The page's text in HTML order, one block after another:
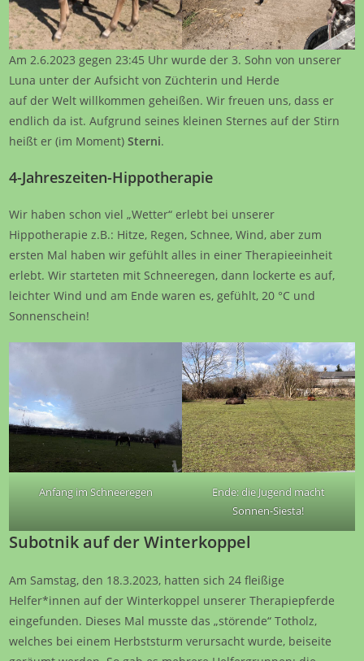
Am 2.6.2023 gegen 23:45 Uhr wurde der 3. Sohn von unserer
Luna unter der Aufsicht von Züchterin und Herde
auf der Welt willkommen geheißen. Wir freuen uns, dass er
endlich da ist. Aufgrund seines kleinen Sternes auf der Stirn
heißt er (im Moment)Sterni.
4-Jahreszeiten-Hippotherapie
Wir haben schon viel „Wetter“ erlebt bei unserer
Hippotherapie z.B.: Hitze, Regen, Schnee, Wind, aber zum
ersten Mal haben wir gefühlt alles in einer Therapieeinheit
erlebt. Wir starteten mit Schneeregen, dann lockerte es auf,
leichter Wind und am Ende waren es, gefühlt, 20 °C und
Sonnenschein!
Anfang im Schneeregen
Ende: die Jugend macht
Sonnen-Siesta!
Subotnik auf der Winterkoppel
Am Samstag, den 18.3.2023, hatten sich 24 fleißige
Helfer*innen auf der Winterkoppel unserer Therapiepferde
eingefunden. Dieses Mal musste das „störende“ Totholz,
welches bei einem Herbststurm verursacht wurde, beiseite